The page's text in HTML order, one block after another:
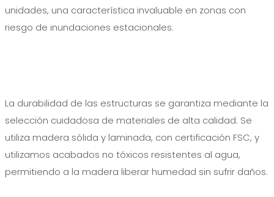
unidades, una característica invaluable en zonas con
riesgo de inundaciones estacionales.
La durabilidad de las estructuras se garantiza mediante la
selección cuidadosa de materiales de alta calidad. Se
utiliza madera sólida y laminada, con certificación FSC, y
utilizamos acabados no tóxicos resistentes al agua,
permitiendo a la madera liberar humedad sin sufrir daños.